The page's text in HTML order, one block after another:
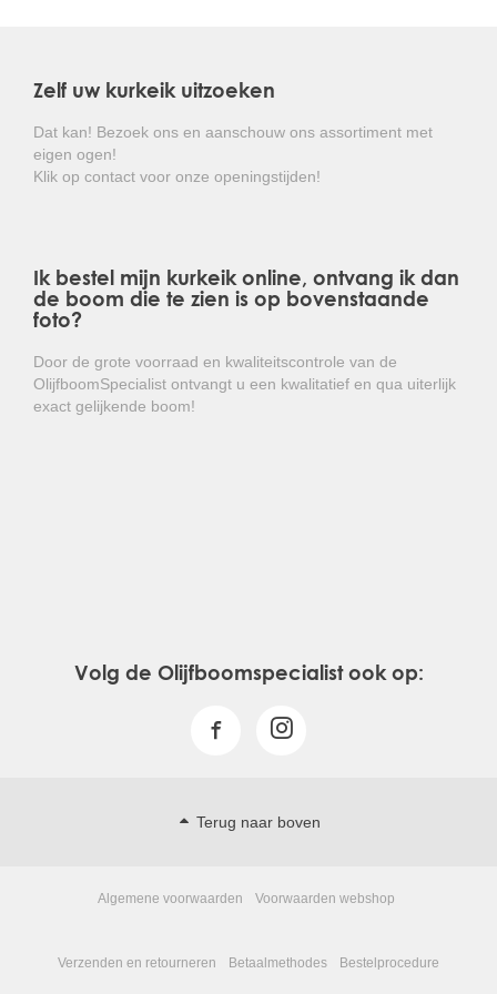
De kurkeik is goed winterhard en hoeft niet beschermd
Kortom: een prachtige groenblijvende boom die
door zijn stamstructuur een lust voor het oog is!
Zelf uw kurkeik uitzoeken
Dat kan! Bezoek ons en aanschouw ons assortiment met
eigen ogen!
Klik op contact voor onze openingstijden!
Ik bestel mijn kurkeik online, ontvang ik dan
de boom die te zien is op bovenstaande
foto?
Door de grote voorraad en kwaliteitscontrole van de
OlijfboomSpecialist ontvangt u een kwalitatief en qua uiterlijk
exact gelijkende boom!
Volg de Olijfboomspecialist ook op:
Terug naar boven
Algemene voorwaarden Voorwaarden webshop
Verzenden en retourneren Betaalmethodes Bestelprocedure